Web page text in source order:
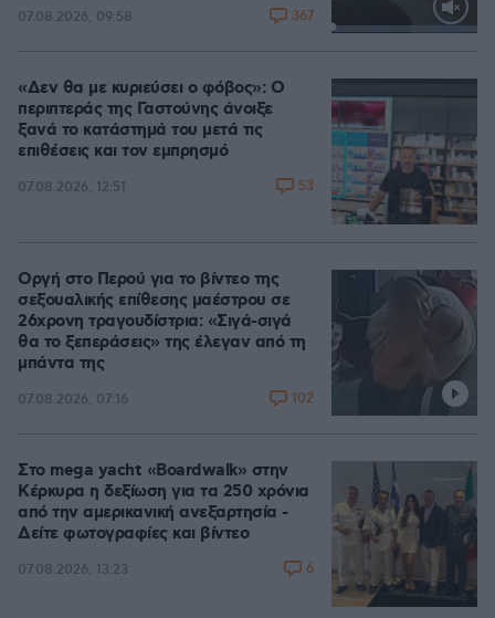
Loaded:
07.08.2026, 09:58 367
«Δεν θα με κυριεύσει ο φόβος»: Ο
περιπτεράς της Γαστούνης άνοιξε
ξανά το κατάστημά του μετά τις
επιθέσεις και τον εμπρησμό
07.08.2026, 12:51 53
Οργή στο Περού για το βίντεο της
σεξουαλικής επίθεσης μαέστρου σε
26χρονη τραγουδίστρια: «Σιγά-σιγά
θα το ξεπεράσεις» της έλεγαν από τη
μπάντα της
07.08.2026, 07:16 102
Στο mega yacht «Boardwalk» στην
Κέρκυρα η δεξίωση για τα 250 χρόνια
από την αμερικανική ανεξαρτησία -
Δείτε φωτογραφίες και βίντεο
07.08.2026, 13:23 6